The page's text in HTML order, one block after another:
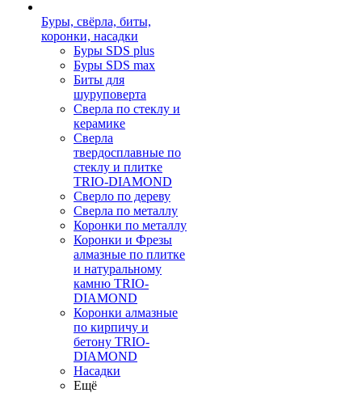
Буры, свёрла, биты,
коронки, насадки
Буры SDS plus
Буры SDS max
Биты для
шуруповерта
Сверла по стеклу и
керамике
Сверла
твердосплавные по
стеклу и плитке
TRIO-DIAMOND
Сверло по дереву
Сверла по металлу
Коронки по металлу
Коронки и Фрезы
алмазные по плитке
и натуральному
камню TRIO-
DIAMOND
Коронки алмазные
по кирпичу и
бетону TRIO-
DIAMOND
Насадки
Ещё